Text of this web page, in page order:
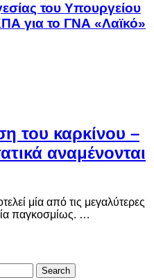
του Υπουργείου
για το ΓΝΑ «Λαϊκό»
του καρκίνου –
αναμένονται
μία από τις μεγαλύτερες
παγκοσμίως. …